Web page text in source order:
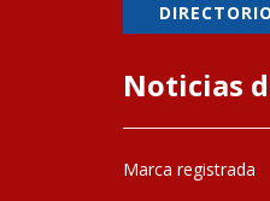
DIRECTORIO
Noticias
Marca registrada